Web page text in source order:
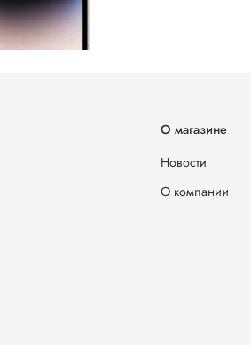
О магазине
Новости
О компании